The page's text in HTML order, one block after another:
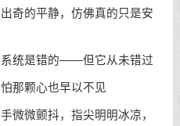
奇的平静，仿佛真的只是安
统是错的——但它从未错过
那颗心也早以不见
微颤抖，指尖明明冰凉，